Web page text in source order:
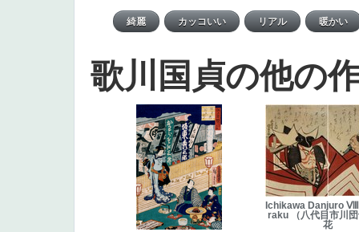
歌川国貞の他の
Ichikawa Danjuro
raku （八代目市川
花